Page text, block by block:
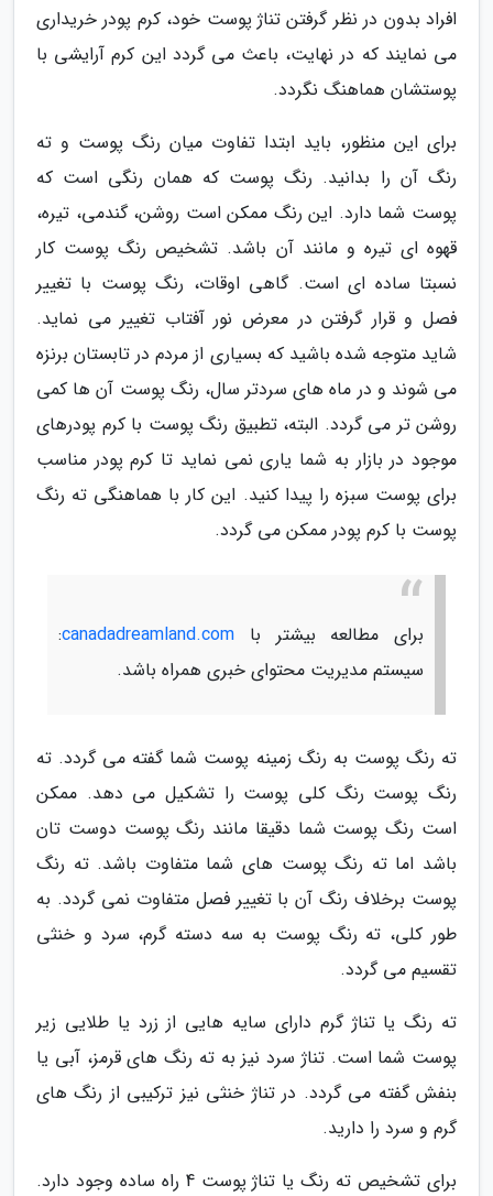
افراد بدون در نظر گرفتن تناژ پوست خود، کرم پودر خریداری
می نمایند که در نهایت، باعث می گردد این کرم آرایشی با
پوستشان هماهنگ نگردد.
برای این منظور، باید ابتدا تفاوت میان رنگ پوست و ته
رنگ آن را بدانید. رنگ پوست که همان رنگی است که
پوست شما دارد. این رنگ ممکن است روشن، گندمی، تیره،
قهوه ای تیره و مانند آن باشد. تشخیص رنگ پوست کار
نسبتا ساده ای است. گاهی اوقات، رنگ پوست با تغییر
فصل و قرار گرفتن در معرض نور آفتاب تغییر می نماید.
شاید متوجه شده باشید که بسیاری از مردم در تابستان برنزه
می شوند و در ماه های سردتر سال، رنگ پوست آن ها کمی
روشن تر می گردد. البته، تطبیق رنگ پوست با کرم پودرهای
موجود در بازار به شما یاری نمی نماید تا کرم پودر مناسب
برای پوست سبزه را پیدا کنید. این کار با هماهنگی ته رنگ
پوست با کرم پودر ممکن می گردد.
برای مطالعه بیشتر با canadadreamland.com
:
سیستم مدیریت محتوای خبری همراه باشد.
ته رنگ پوست به رنگ زمینه پوست شما گفته می گردد. ته
رنگ پوست رنگ کلی پوست را تشکیل می دهد. ممکن
است رنگ پوست شما دقیقا مانند رنگ پوست دوست تان
باشد اما ته رنگ پوست های شما متفاوت باشد. ته رنگ
پوست برخلاف رنگ آن با تغییر فصل متفاوت نمی گردد. به
طور کلی، ته رنگ پوست به سه دسته گرم، سرد و خنثی
تقسیم می گردد.
ته رنگ یا تناژ گرم دارای سایه هایی از زرد یا طلایی زیر
پوست شما است. تناژ سرد نیز به ته رنگ های قرمز، آبی یا
بنفش گفته می گردد. در تناژ خنثی نیز ترکیبی از رنگ های
گرم و سرد را دارید.
برای تشخیص ته رنگ یا تناژ پوست 4 راه ساده وجود دارد.